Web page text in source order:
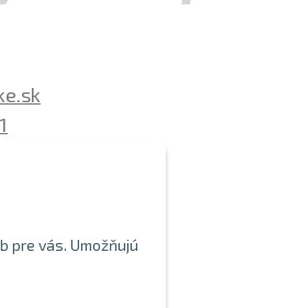
pre vás. Umožňujú